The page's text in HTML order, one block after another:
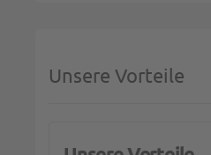
Unsere Vorteile